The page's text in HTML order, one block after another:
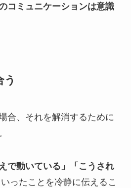
コミュニケーションは意識
う
合、それを解消するために
で動いている」「こうされ
いったことを冷静に伝えるこ